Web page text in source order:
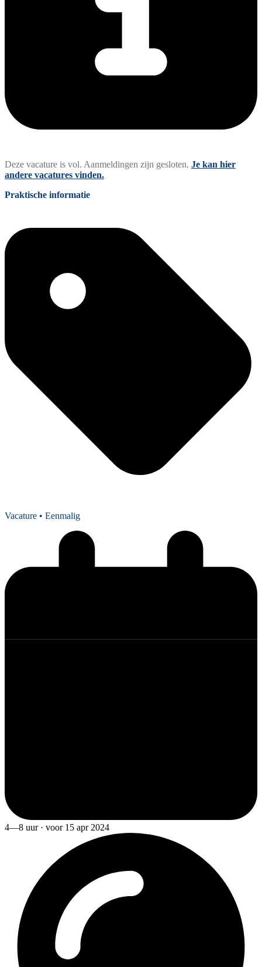
Deze vacature is vol. Aanmeldingen zijn gesloten. Je kan hier
andere vacatures vinden.
Praktische informatie
Vacature • Eenmalig
4—8 uur · voor 15 apr 2024